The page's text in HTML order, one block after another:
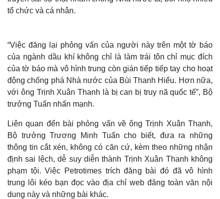
tổ chức và cá nhân.
“Việc đăng lại phỏng vấn của người này trên một tờ báo
của ngành dầu khí không chỉ là làm trái tôn chỉ mục đích
của tờ báo mà vô hình trung còn gián tiếp tiếp tay cho hoạt
động chống phá Nhà nước của Bùi Thanh Hiếu. Hơn nữa,
với ông Trịnh Xuân Thanh là bị can bị truy nã quốc tế”, Bộ
trưởng Tuấn nhấn mạnh.
Liên quan đến bài phỏng vấn về ông Trịnh Xuân Thanh,
Bộ trưởng Trương Minh Tuấn cho biết, đưa ra những
thông tin cắt xén, không có căn cứ, kèm theo những nhận
định sai lệch, dễ suy diễn thành Trịnh Xuân Thanh không
phạm tội. Việc Petrotimes trích đăng bài đó đã vô hình
trung lôi kéo bạn đọc vào địa chỉ web đăng toàn văn nội
dung này và những bài khác.